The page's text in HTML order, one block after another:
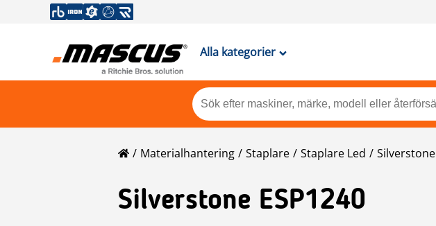
Alla kategorier
Materialhantering Staplare Staplare Led Silverstone
Silverstone ESP1240